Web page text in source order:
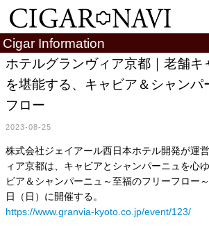
会員登録 お問い合わせ
Cigar Information Cigar
Memorandum 葉巻人
Cigar Map
Cigar Information
ホテルグランヴィア京都｜老舗キ
を堪能する、キャビア＆シャンパ
フロー
2023-08-25
株式会社ジェイアール西日本ホテル開発が運
ィア京都は、キャビアとシャンパーニュを心
ビア＆シャンパーニュ～至福のフリーフロー
日（日）に開催する。
https://www.granvia-kyoto.co.jp/event/123/